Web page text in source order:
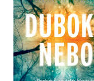
Privatnost
Terms of Use
Uvjeti prodaje i